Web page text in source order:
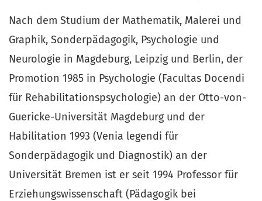
Nach dem Studium der Mathematik, Malerei und
Graphik, Sonderpädagogik, Psychologie und
Neurologie in Magdeburg, Leipzig und Berlin, der
Promotion 1985 in Psychologie (Facultas Docendi
für Rehabilitationspsychologie) an der Otto-von-
Guericke-Universität Magdeburg und der
Habilitation 1993 (Venia legendi für
Sonderpädagogik und Diagnostik) an der
Universität Bremen ist er seit 1994 Professor für
Erziehungswissenschaft (Pädagogik bei